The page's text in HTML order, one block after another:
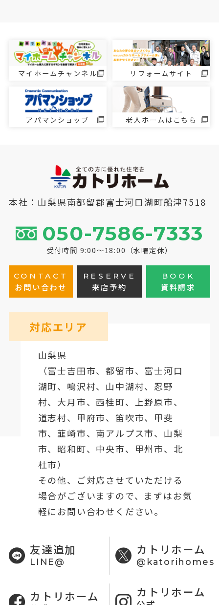
マイホームチャンネル リフォームサイト
アパマンショップ 老人ホームはこちら
本社：山梨県南都留郡富士河口湖町船津7518
050-7586-7333
受付時間 9:00～18:00（水曜定休）
CONTACT
お問い合わせ
RESERVE
来店予約
BOOK
資料請求
対応エリア
山梨県
（富士吉田市、都留市、 富士河口
湖町、鳴沢村、山中湖村、忍野
村、 大月市、西桂町、上野原市、
道志村、 甲府市、笛吹市、甲斐
市、韮崎市、南アルプス市、山梨
市、昭和町、中央市、甲州市、北
杜市）
その他、ご対応させていただける
場合がございますので、まずはお気
軽にお問い合わせください。
友達追加
LINE@
カトリホーム
@katorihomes
カトリホーム カトリホーム